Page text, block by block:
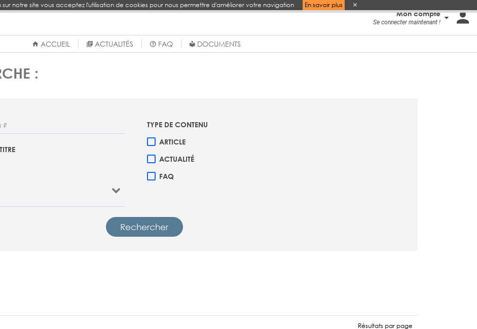
sur notre site vous acceptez l'utilisation de cookies pour nous permettre d'améliorer votre navigation En savoir plus
Mon compte
Se connecter maintenant !
ACCUEIL ACTUALITÉS FAQ DOCUMENTS
:
TYPE DE CONTENU
ARTICLE
ACTUALITÉ
FAQ
Rechercher
Résultats par page